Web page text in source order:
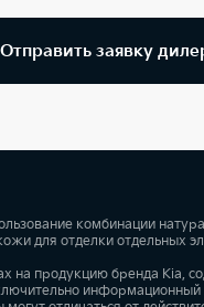
Отправить заявку
комбинации
для отделки отдельных
на продукцию бренда Kia,
информационный